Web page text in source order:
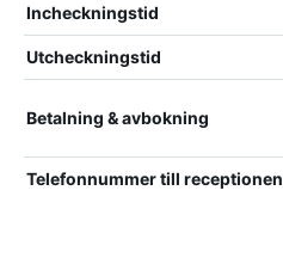
Incheckningstid
Utcheckningstid
Betalning & avbokning
Telefonnummer till receptionen